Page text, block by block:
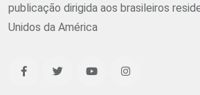
publicação dirigida aos brasileiros
Unidos da América